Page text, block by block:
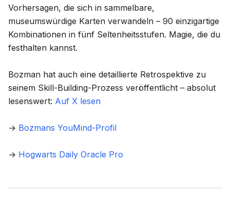
Vorhersagen, die sich in sammelbare,
museumswürdige Karten verwandeln – 90 einzigartige
Kombinationen in fünf Seltenheitsstufen. Magie, die du
festhalten kannst.
Bozman hat auch eine detaillierte Retrospektive zu
seinem Skill-Building-Prozess veröffentlicht – absolut
lesenswert: Auf X lesen
→ Bozmans YouMind-Profil
→ Hogwarts Daily Oracle Pro